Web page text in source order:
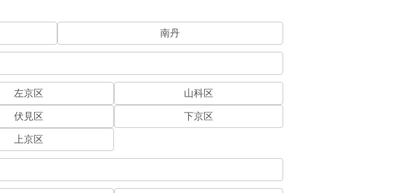
南丹
左京区 山科区
伏見区 下京区
上京区